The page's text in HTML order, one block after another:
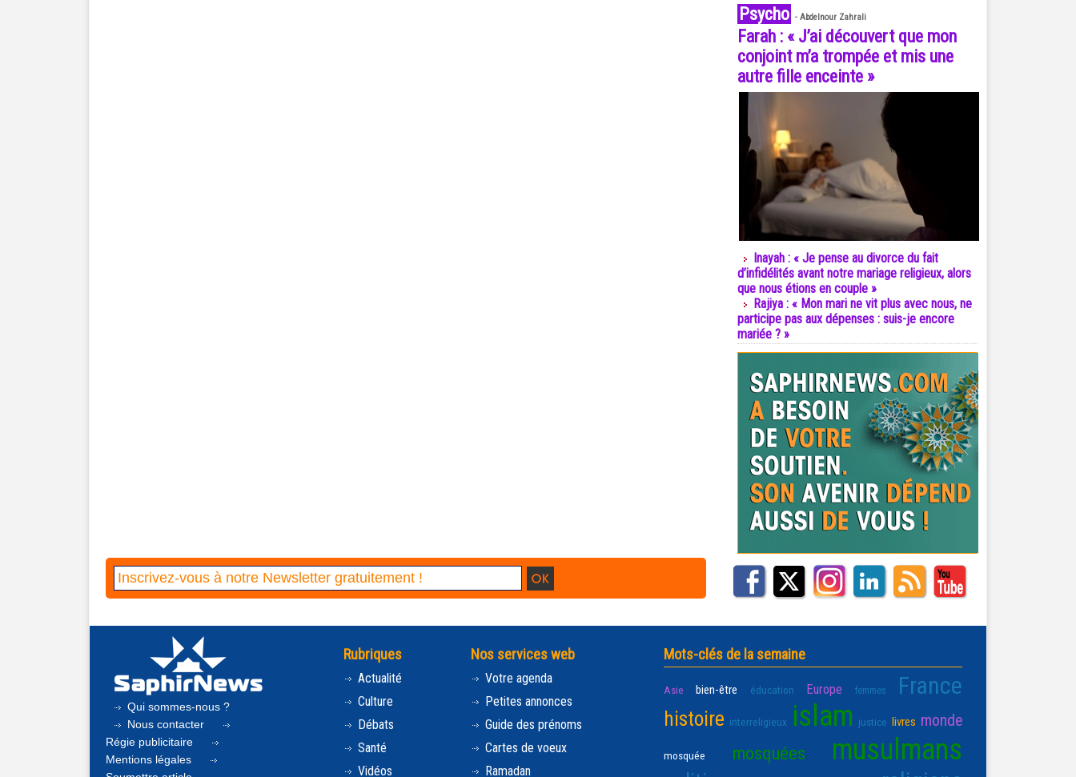
Psycho - Abdelnour Zahrali
Farah : « J’ai découvert que mon
conjoint m’a trompée et mis une
autre fille enceinte »
Inayah : « Je pense au divorce du fait
d’infidélités avant notre mariage religieux, alors
que nous étions en couple »
Rajiya : « Mon mari ne vit plus avec nous, ne
participe pas aux dépenses : suis-je encore
mariée ? »
Qui sommes-nous ?
Nous contacter
Régie publicitaire
Mentions légales
Rubriques
Actualité
Culture
Débats
Santé
Vidéos
Nos services web
Votre agenda
Petites annonces
Guide des prénoms
Cartes de voeux
Ramadan
Mots-clés de la semaine
Asie bien-être éducation Europe femmes France
histoire interreligieux islam justice livres monde
mosquée mosquées musulmans